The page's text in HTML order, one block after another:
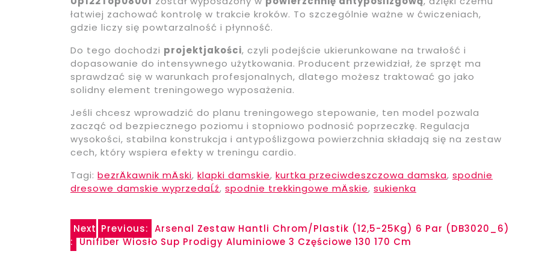
łatwiej zachować kontrolę w trakcie kroków. To szczególnie ważne w ćwiczeniach,
gdzie liczy się powtarzalność i płynność.
Do tego dochodzi projektjakości, czyli podejście ukierunkowane na trwałość i
dopasowanie do intensywnego użytkowania. Producent przewidział, że sprzęt ma
sprawdzać się w warunkach profesjonalnych, dlatego możesz traktować go jako
solidny element treningowego wyposażenia.
Jeśli chcesz wprowadzić do planu treningowego stepowanie, ten model pozwala
zacząć od bezpiecznego poziomu i stopniowo podnosić poprzeczkę. Regulacja
wysokości, stabilna konstrukcja i antypoślizgowa powierzchnia składają się na zestaw
cech, który wspiera efekty w treningu cardio.
Tagi: bezrÄkawnik mÄski, klapki damskie, kurtka przeciwdeszczowa damska, spodnie
dresowe damskie wyprzedaĹź, spodnie trekkingowe mÄskie, sukienka
Nawigacja
wpisu
Previous: Arsenal Zestaw Hantli Chrom/Plastik (12,5-25Kg) 6 Par (DB3020_6)
Next
: Unifiber Wiosło Sup Prodigy Aluminiowe 3 Częściowe 130 170 Cm